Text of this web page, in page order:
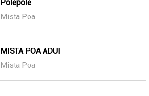
Polepole
Mista Poa
MISTA POA ADUI
Mista Poa